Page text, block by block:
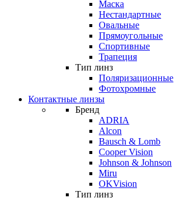
Маска
Нестандартные
Овальные
Прямоугольные
Спортивные
Трапеция
Тип линз
Поляризационные
Фотохромные
Контактные линзы
Бренд
ADRIA
Alcon
Bausch & Lomb
Cooper Vision
Johnson & Johnson
Miru
OKVision
Тип линз